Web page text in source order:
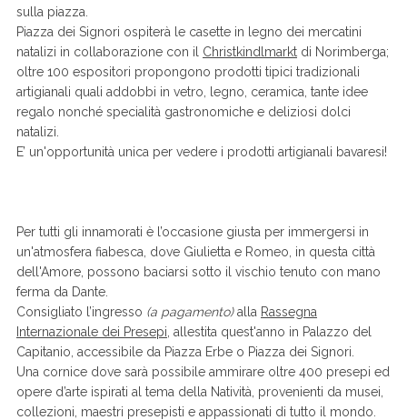
sulla piazza.
Piazza dei Signori ospiterà le casette in legno dei mercatini
natalizi in collaborazione con il Christkindlmarkt di Norimberga;
oltre 100 espositori propongono prodotti tipici tradizionali
artigianali quali addobbi in vetro, legno, ceramica, tante idee
regalo nonché specialità gastronomiche e deliziosi dolci
natalizi.
E’ un'opportunità unica per vedere i prodotti artigianali bavaresi!
Per tutti gli innamorati è l’occasione giusta per immergersi in
un'atmosfera fiabesca, dove Giulietta e Romeo, in questa città
dell'Amore, possono baciarsi sotto il vischio tenuto con mano
ferma da Dante.
Consigliato l’ingresso (a pagamento)alla Rassegna
Internazionale dei Presepi , allestita quest'anno in Palazzo del
Capitanio, accessibile da Piazza Erbe o Piazza dei Signori.
Una cornice dove sarà possibile ammirare oltre 400 presepi ed
opere d’arte ispirati al tema della Natività, provenienti da musei,
collezioni, maestri presepisti e appassionati di tutto il mondo.